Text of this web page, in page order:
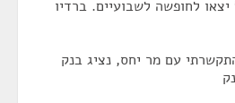
לחופשה לשבועיים. ברדיו
עם מר יחס, נציג בנק